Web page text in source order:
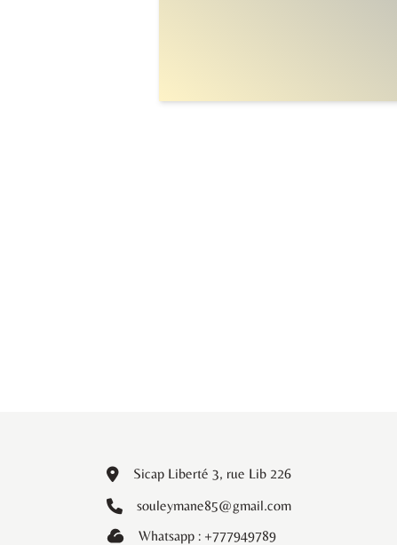
Sicap Liberté 3, rue Lib 226
souleymane85@gmail.com
Whatsapp : +777949789